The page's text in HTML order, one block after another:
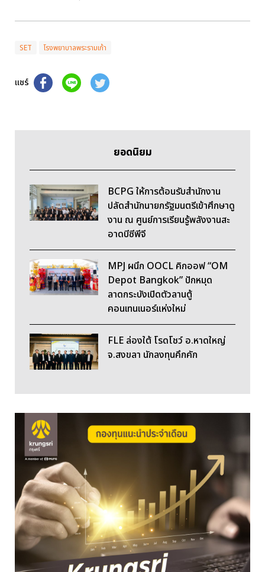
SET โรงพยาบาลพระรามเก้า
แชร์
ยอดนิยม
BCPG ให้การต้อนรับสำนักงาน
ปลัดสำนักนายกรัฐมนตรีเข้าศึกษาดู
งาน ณ ศูนย์การเรียนรู้พลังงานสะ
อาดบีซีพีจี
MPJ ผนึก OOCL คิกออฟ “OM
Depot Bangkok” ปักหมุด
ลาดกระบังเปิดตัวลานตู้
คอนเทนเนอร์แห่งใหม่
FLE ล่องใต้ โรดโชว์ อ.หาดใหญ่
จ.สงขลา นักลงทุนคึกคัก